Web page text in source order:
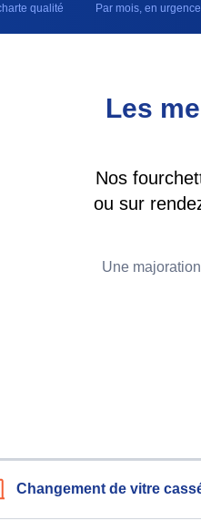
qualité Par mois, en
Les
Nos
ou sur
Une
Changement de vitre